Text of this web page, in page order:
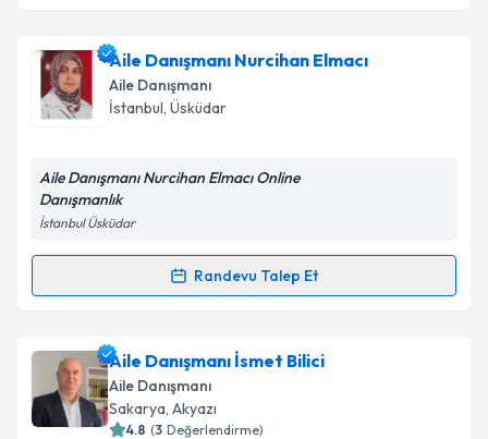
Aile Danışmanı Miray Erkılıçoğlu Sakariçin
randevu takvimi talebi oluşturun. Size bu uzmandan
randevu almanız için bir takvim hazırlandığında e-
posta ile bilgilendireceğiz.
Kişisel verilerimin işlenmesine ilişkin
Metni'ni okudum ve kişisel verilerimin belirtilen
Takvim Talebini Gönder
Aile Danışmanı Nurcihan Elmacı
Aile Danışmanı
İstanbul, Üsküdar
Aile Danışmanı Nurcihan Elmacı Online
Danışmanlık
İstanbul Üsküdar
Randevu Talep Et
Randevu Takvimi Talebi
Aile Danışmanı Nurcihan Elmacıiçin randevu
takvimi talebi oluşturun. Size bu uzmandan randevu
almanız için bir takvim hazırlandığında e-posta ile
bilgilendireceğiz.
Aile Danışmanı İsmet Bilici
Aile Danışmanı
Sakarya, Akyazı
4.8 (3 Değerlendirme)